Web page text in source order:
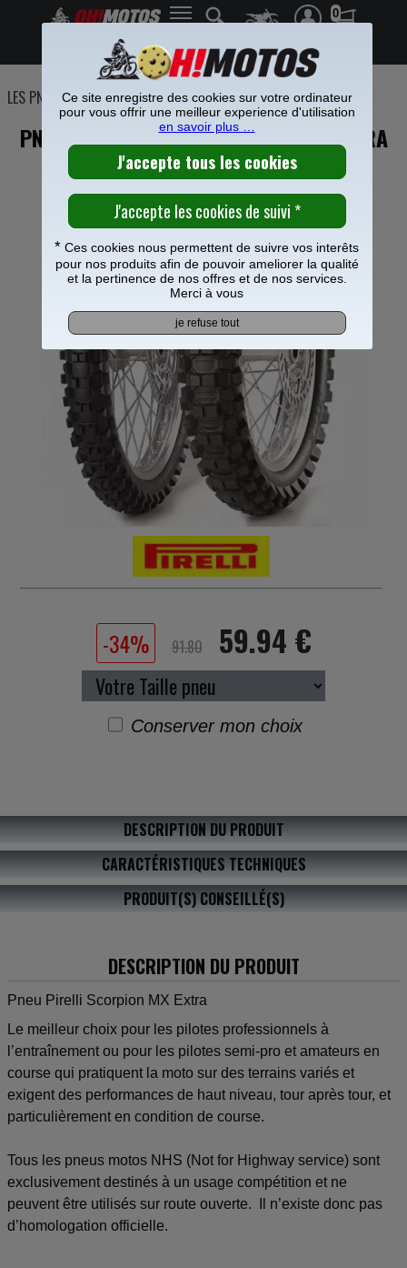
0
Frais de port offerts à partir de 49€
LES PNEUS>Pneus moto cross>Pneu Pirelli>
PNEU PIRELLI CROSS SCORPION MX EXTRA
-34% 91.80 59.94 €
Conserver mon choix
DESCRIPTION DU PRODUIT
CARACTÉRISTIQUES TECHNIQUES
PRODUIT(S) CONSEILLÉ(S)
DESCRIPTION DU PRODUIT
Pneu Pirelli Scorpion MX Extra
Le meilleur choix pour les pilotes professionnels à
l’entraînement ou pour les pilotes semi-pro et amateurs en
course qui pratiquent la moto sur des terrains variés et
exigent des performances de haut niveau, tour après tour, et
particulièrement en condition de course.
Tous les pneus motos NHS (Not for Highway service) sont
exclusivement destinés à un usage compétition et ne
peuvent être utilisés sur route ouverte. Il n’existe donc pas
d’homologation officielle.
Ce site enregistre des cookies sur votre ordinateur
pour vous offrir une meilleur experience d'utilisation
en savoir plus …
* Ces cookies nous permettent de suivre vos interêts
pour nos produits afin de pouvoir ameliorer la qualité
et la pertinence de nos offres et de nos services.
Merci à vous